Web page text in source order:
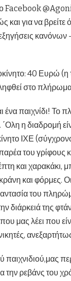
Facebook
και για να
40 Ευρώ (η
στο
ένα παιχνίδι! Το
΄Ολη η διαδρομή
ΙΧΕ
του γρίφους
και
κράνη και φόρμες.
του
διάρκειά της
μας λέει που
παιχνιδιού,μας
την ρεβάνς του